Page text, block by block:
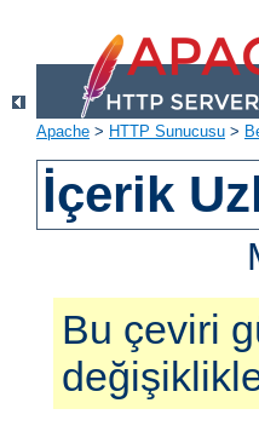
Apache > HTTP Sunucusu >
İçerik
Bu çeviri